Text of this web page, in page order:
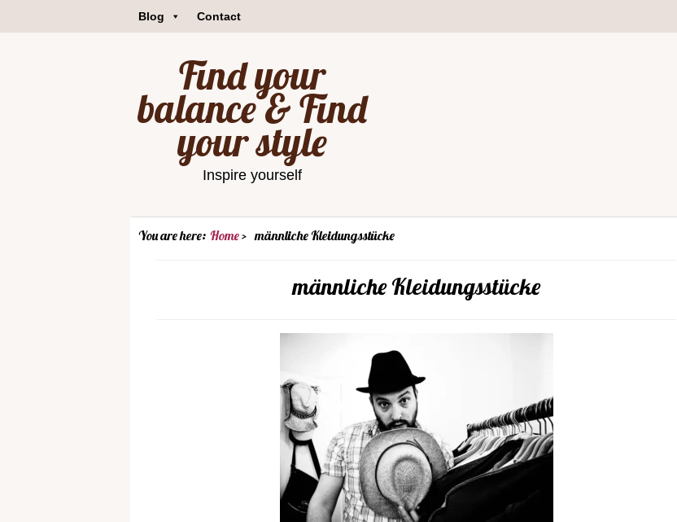
Blog Contact
Find your
balance & Find
your style
Inspire yourself
You are here: Home männliche Kleidungsstücke
männliche Kleidungsstücke